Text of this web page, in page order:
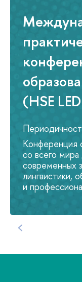
(HSE
Конференция
со всего
современных
лингвистики,
и